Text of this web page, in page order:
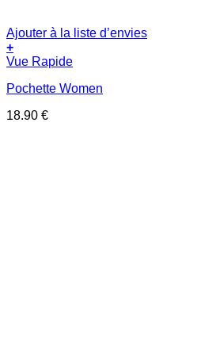
Ajouter à la liste d’envies
+
Vue Rapide
Pochette Women
18.90 €